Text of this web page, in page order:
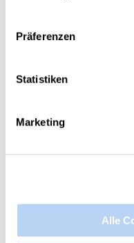
Präferenzen
Statistiken
Marketing
Alle